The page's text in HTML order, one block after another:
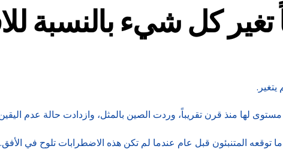
كل شيء بالنسبة
لها منذ قرن تقريباً، وردت الصين بالمثل، وازدادت حالة عدم